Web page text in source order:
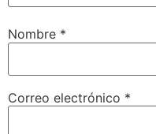
Nombre *
Correo electrónico *